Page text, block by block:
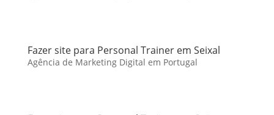
Fazer site para Personal Trainer em Seixal
Agência de Marketing Digital em Portugal